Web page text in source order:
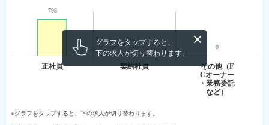
グラフをタップすると、
下の求人が切り替わります。
※グラフをタップすると、下の求人が切り替わります。